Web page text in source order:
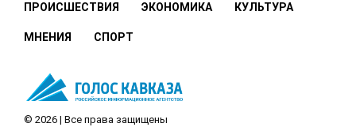
ПРОИСШЕСТВИЯ ЭКОНОМИКА КУЛЬТУРА
МНЕНИЯ СПОРТ
© 2026 | Все права защищены